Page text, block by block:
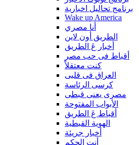
برنامج تحاليل اخبارية
Wake up America
أنا مصري
الطريق أون لاين
أخبار عَ الطريق
أقباط فى حب مصر
كنت معتقلاً
العراق فى قلبى
كرسى الرئاسة
مصرى يعنى قبطى
الأبواب المفتوحة
أقباط عَ الطريق
الهوية القبطية
أخبار جريئة
أنت الحكم